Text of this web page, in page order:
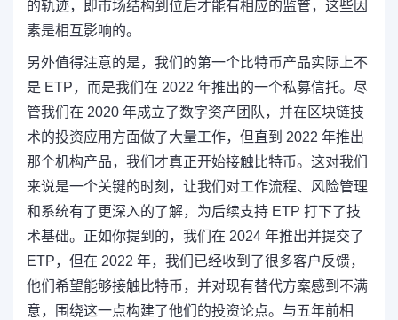
的轨迹，即市场结构到位后才能有相应的监管，这些因
素是相互影响的。
另外值得注意的是，我们的第一个比特币产品实际上不
是 ETP，而是我们在 2022 年推出的一个私募信托。尽
管我们在 2020 年成立了数字资产团队，并在区块链技
术的投资应用方面做了大量工作，但直到 2022 年推出
那个机构产品，我们才真正开始接触比特币。这对我们
来说是一个关键的时刻，让我们对工作流程、风险管理
和系统有了更深入的了解，为后续支持 ETP 打下了技
术基础。正如你提到的，我们在 2024 年推出并提交了
ETP，但在 2022 年，我们已经收到了很多客户反馈，
他们希望能够接触比特币，并对现有替代方案感到不满
意，围绕这一点构建了他们的投资论点。与五年前相